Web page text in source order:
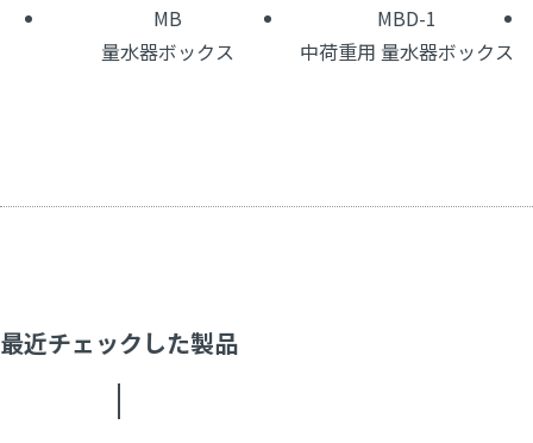
MB
量水器ボックス
MBD-1
中荷重用 量水器ボックス
最近チェックした製品